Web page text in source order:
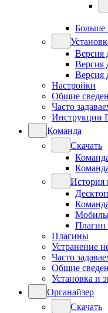
Больше
Версия
Версия
Версия
Настройки
Общие
Часто
Инструкции
Команда
Скачать
История
Плагин
Плагины
Устранение
Часто
Общие
Установка и
Органайзер
Скачать